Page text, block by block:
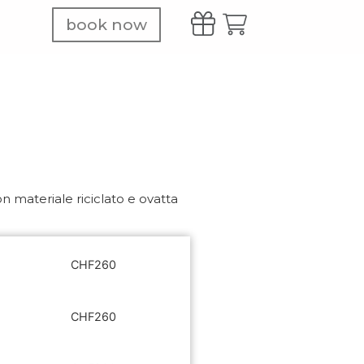
book now
materiale riciclato e ovatta
CHF260
CHF260